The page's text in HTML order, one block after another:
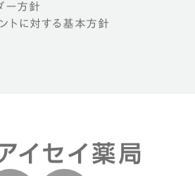
ー方針
トに対する基本方針